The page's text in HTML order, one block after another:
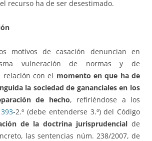
recurso ha de ser desestimado.
motivos de casación denuncian en
vulneración de normas y de
con el momento en que ha de
la sociedad de gananciales en los
de hecho, refiriéndose a los
-2.º (debe entenderse 3.º) del Código
de la doctrina jurisprudencial de
las sentencias núm. 238/2007, de